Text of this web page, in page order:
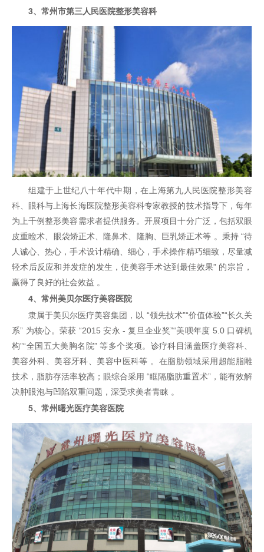
3、常州市第三人民医院整形美容科
组建于上世纪八十年代中期，在上海第九人民医院整形美容
科、眼科与上海长海医院整形美容科专家教授的技术指导下，每年
为上千例整形美容需求者提供服务。开展项目十分广泛，包括双眼
皮重睑术、眼袋矫正术、 隆鼻术、隆胸、巨乳矫正术等 。秉持 “待
人诚心、热心，手术设计精确、细心，手术操作精巧细致，尽量减
轻术后反应和并发症的发生，使美容手术达到最佳效果” 的宗旨，
赢得了良好的社会效益 。
4、常州美贝尔医疗美容医院
隶属于美贝尔医疗美容集团，以 “领先技术”“价值体验”“长久关
系” 为核心。荣获 “2015 安永 - 复旦企业奖”“美呗年度 5.0 口碑机
构”“全国五大美胸名院” 等多个奖项。诊疗科目涵盖医疗美容科、
美容外科、美容牙科、美容中医科等 。在脂肪领域采用超能脂雕
技术，脂肪存活率较高；眼综合采用 “眶隔脂肪重置术”，能有效解
决肿眼泡与凹陷双重问题，深受求美者青睐 。
5、常州曙光医疗美容医院